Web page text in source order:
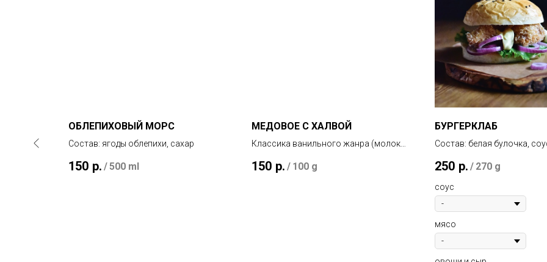
ОБЛЕПИХОВЫЙ МОРС
Состав: ягоды облепихи, сахар
150 р. /500 ml
МЕДОВОЕ С ХАЛВОЙ
Классика ванильного жанра (молоко,
натуральных продуктов (мёд, халва).
150 р. / 100 g
БУРГЕРКЛАБ
Состав: белая булочка,
250 р. / 270 g
соус
мясо